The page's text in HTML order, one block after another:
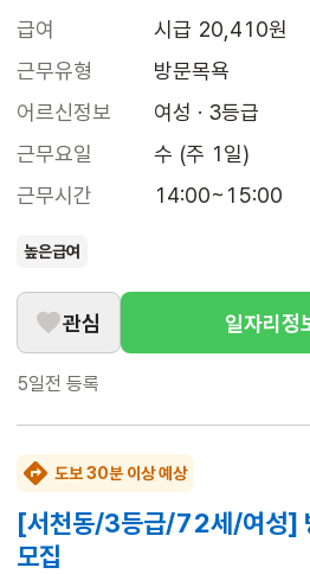
급여
시급 20,410원
근무유형
방문목욕
어르신정보
여성 · 3등급
근무요일
수 (주 1일)
근무시간
14:00~15:00
높은급여
관심 일자리정
5일전 등록
도보 30분 이상 예상
[서천동/3등급/72세/여성]
모집